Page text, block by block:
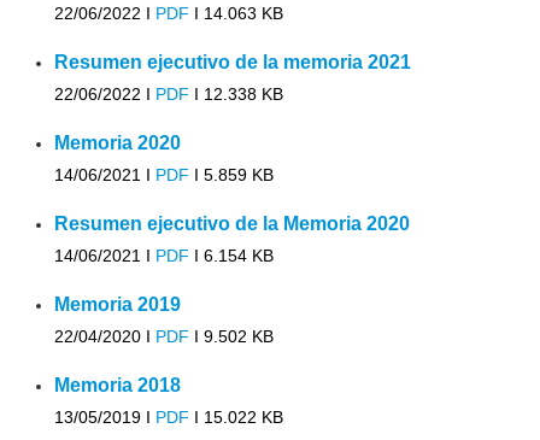
22/06/2022 I PDF I 14.063 KB
Resumen ejecutivo de la memoria 2021
22/06/2022 I PDF I 12.338 KB
Memoria 2020
14/06/2021 I PDF I 5.859 KB
Resumen ejecutivo de la Memoria 2020
14/06/2021 I PDF I 6.154 KB
Memoria 2019
22/04/2020 I PDF I 9.502 KB
Memoria 2018
13/05/2019 I PDF I 15.022 KB